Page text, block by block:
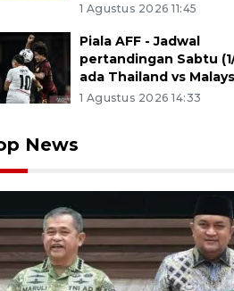
1 Agustus 2026 11:45
Piala AFF - Jadwal
pertandingan Sabtu
ada Thailand vs
1 Agustus 2026 14:33
News